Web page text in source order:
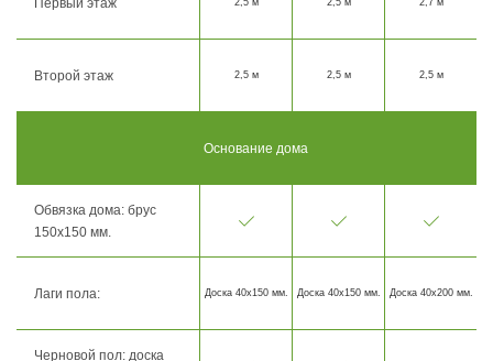
2,5 м 2,5 м 2,7 м
Второй этаж 2,5 м 2,5 м 2,5 м
Основание дома
Обвязка дома: брус
150х150 мм.
Лаги пола: Доска 40х150 мм. Доска 40х150 мм. Доска 40х200 мм.
Черновой пол: доска